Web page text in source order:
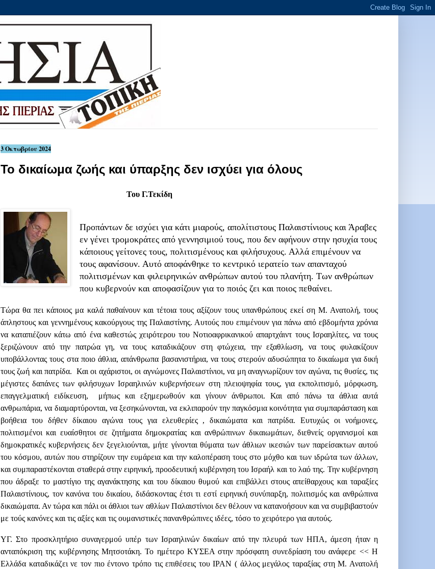
3 Οκτωβρίου 2024
Το δικαίωμα ζωής και ύπαρξης δεν ισχύει για όλους
Του Γ.Τεκίδη
Προπάντων δε ισχύει για κάτι μιαρούς, απολίτιστους Παλαιστίνιους και Άραβες
εν γένει τρομοκράτες από γεννησιμιού τους, που δεν αφήνουν στην ησυχία τους
κάποιους γείτονες τους, πολιτισμένους και φιλήσυχους. Αλλά επιμένουν να
τους αφανίσουν. Αυτό αποφάνθηκε το κεντρικό ιερατείο των απανταχού
πολιτισμένων και φιλειρηνικών ανθρώπων αυτού του πλανήτη. Των ανθρώπων
που κυβερνούν και αποφασίζουν για το ποιός ζει και ποιος πεθαίνει.
Τώρα θα πει κάποιος μα καλά παθαίνουν και τέτοια τους αξίζουν τους υπανθρώπους εκεί ση Μ. Ανατολή, τους
άπληστους και γεννημένους κακούργους της Παλαιστίνης. Αυτούς που επιμένουν για πάνω από εβδομήντα χρόνια
να καταπιέζουν κάτω από ένα καθεστώς χειρότερου του Νοτιοαφρικανικού απαρτχάιντ τους Ισραηλίτες, να τους
ξεριζώνουν από την πατρώα γη, να τους καταδικάζουν στη φτώχεια, την εξαθλίωση, να τους φυλακίζουν
υποβάλλοντας τους στα ποιο άθλια, απάνθρωπα βασανιστήρια, να τους στερούν αδυσώπητα το δικαίωμα για δική
τους ζωή και πατρίδα. Και οι αχάριστοι, οι αγνώμονες Παλαιστίνιοι, να μη αναγνωρίζουν τον αγώνα, τις θυσίες, τις
μέγιστες δαπάνες των φιλήσυχων Ισραηλινών κυβερνήσεων στη πλειοψηφία τους, για εκπολιτισμό, μόρφωση,
επαγγελματική ειδίκευση,
μήπως και εξημερωθούν και γίνουν άνθρωποι. Και από πάνω τα άθλια αυτά
ανθρωπάρια, να διαμαρτύρονται, να ξεσηκώνονται, να εκλιπαρούν την παγκόσμια κοινότητα για συμπαράσταση και
βοήθεια του δήθεν δίκαιου αγώνα τους για ελευθερίες , δικαιώματα και πατρίδα. Ευτυχώς οι νοήμονες,
πολιτισμένοι και ευαίσθητοι σε ζητήματα δημοκρατίας και ανθρώπινων δικαιωμάτων, διεθνείς οργανισμοί και
δημοκρατικές κυβερνήσεις δεν ξεγελιούνται, μήτε γίνονται θύματα των άθλιων ικεσιών των παρείσακτων αυτού
του κόσμου, αυτών που στηρίζουν την ευμάρεια και την καλοπέραση τους στο μόχθο και των ιδρώτα των άλλων,
και συμπαραστέκονται σταθερά στην ειρηνική, προοδευτική κυβέρνηση του Ισραήλ και το λαό της. Την κυβέρνηση
που άδραξε το μαστίγιο της αγανάκτησης και του δίκαιου θυμού και επιβάλλει στους απείθαρχους και ταραξίες
Παλαιστίνιους, τον κανόνα του δικαίου, διδάσκοντας έτσι τι εστί ειρηνική συνύπαρξη, πολιτισμός και ανθρώπινα
δικαιώματα. Αν τώρα και πάλι οι άθλιοι των αθλίων Παλαιστίνιοι δεν θέλουν να κατανοήσουν και να συμβιβαστούν
με τούς κανόνες και τις αξίες και τις ουμανιστικές πανανθρώπινες ιδέες, τόσο το χειρότερο για αυτούς.
ΥΓ. Στο προσκλητήριο συναγερμού υπέρ των Ισραηλινών δικαίων από την πλευρά των ΗΠΑ, άμεση ήταν η
ανταπόκριση της κυβέρνησης Μητσοτάκη. Το ημέτερο ΚΥΣΕΑ στην πρόσφατη συνεδρίαση του ανάφερε << Η
Ελλάδα καταδικάζει νε τον πιο έντονο τρόπο τις επιθέσεις του ΙΡΑΝ ( άλλος μεγάλος ταραξίας στη Μ. Ανατολή